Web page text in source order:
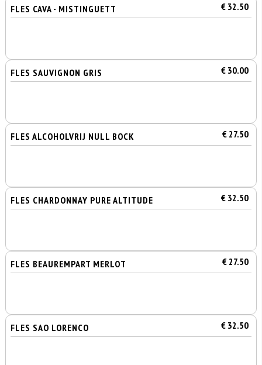
FLES CAVA - MISTINGUETT € 32.50
FLES SAUVIGNON GRIS € 30.00
FLES ALCOHOLVRIJ NULL BOCK € 27.50
FLES CHARDONNAY PURE ALTITUDE € 32.50
FLES BEAUREMPART MERLOT € 27.50
FLES SAO LORENCO € 32.50